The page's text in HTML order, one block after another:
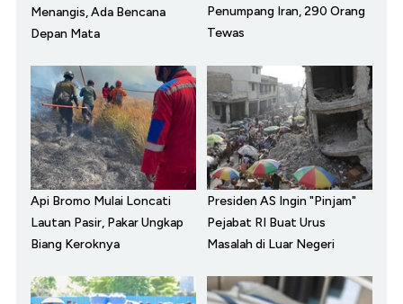
Menangis, Ada Bencana
Depan Mata
Penumpang Iran, 290 Orang
Tewas
Api Bromo Mulai Loncati
Lautan Pasir, Pakar Ungkap
Biang Keroknya
Presiden AS Ingin "Pinjam"
Pejabat RI Buat Urus
Masalah di Luar Negeri